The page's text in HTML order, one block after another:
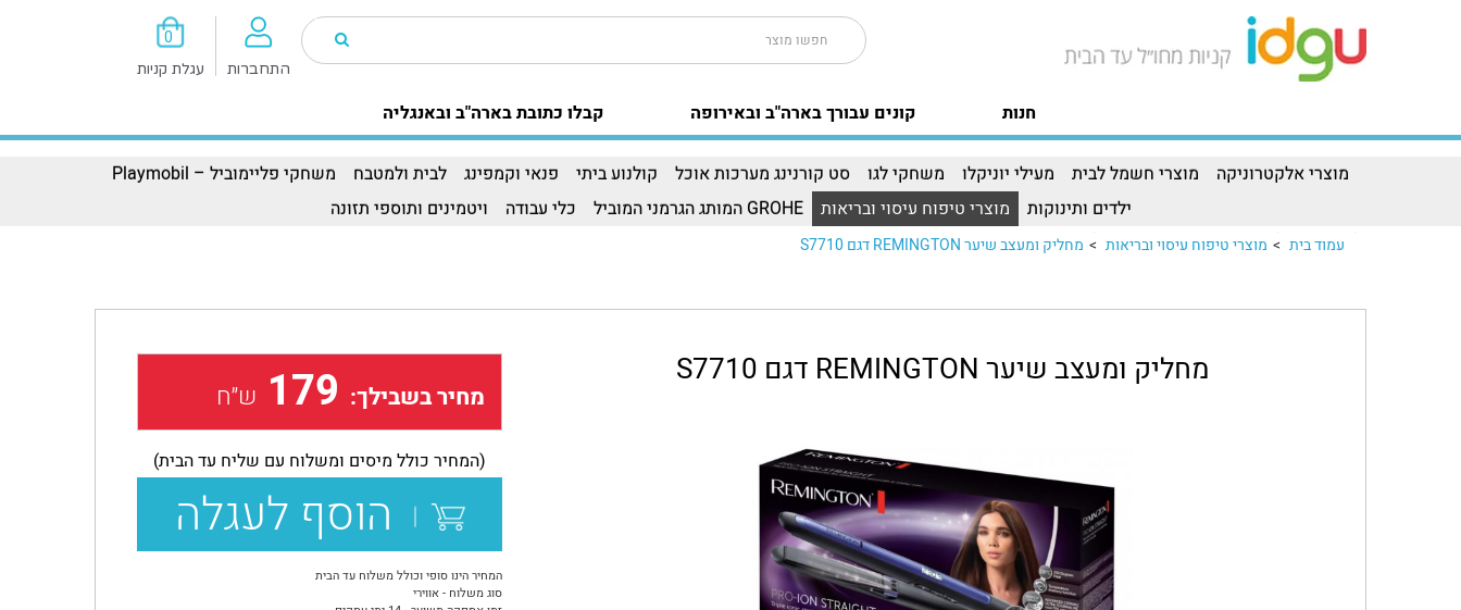
0
עגלת קניות התחברות
קבלו כתובת בארה"ב ובאנגליה קונים עבורך בארה"ב ובאירופה חנות
מוצרי אלקטרוניקה מוצרי חשמל לבית מעילי יוניקלו משחקי לגו סט קורנינג מערכות אוכל קולנוע ביתי פנאי וקמפינג לבית ולמטבח
משחקי פליימוביל – Playmobil
ילדים ותינוקות
מוצרי טיפוח עיסוי ובריאות GROHE המותג הגרמני המוביל כלי עבודה ויטמינים ותוספי תזונה
עמוד בית > מוצרי טיפוח עיסוי ובריאות > מחליק ומעצב שיער REMINGTON דגם S7710
מחליק ומעצב שיער REMINGTON דגם S7710
מחיר בשבילך: 179 ש״ח
(המחיר כולל מיסים ומשלוח עם שליח עד הבית)
הוסף לעגלה
המחיר הינו סופי וכולל משלוח עד הבית
סוג משלוח - אווירי